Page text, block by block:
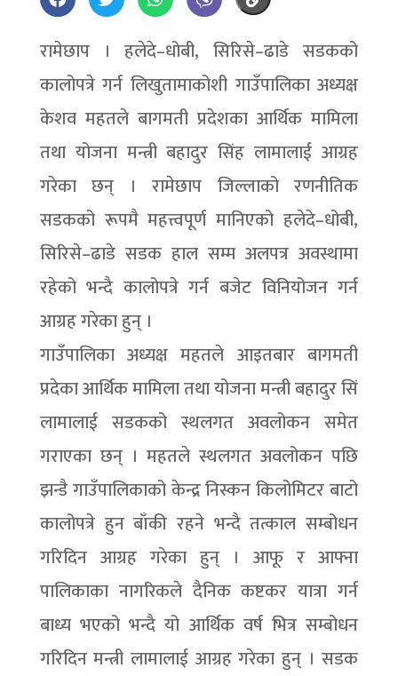
रामेछाप । हलेदे–धोबी, सिरिसे–ढाडे सडकको
कालोपत्रे गर्न लिखुतामाकोशी गाउँपालिका अध्यक्ष
केशव महतले बागमती प्रदेशका आर्थिक मामिला
तथा योजना मन्त्री बहादुर सिंह लामालाई आग्रह
गरेका छन् । रामेछाप जिल्लाको रणनीतिक
सडकको रूपमै महत्त्वपूर्ण मानिएको हलेदे–धोबी,
सिरिसे–ढाडे सडक हाल सम्म अलपत्र अवस्थामा
रहेको भन्दै कालोपत्रे गर्न बजेट विनियोजन गर्न
आग्रह गरेका हुन् ।
गाउँपालिका अध्यक्ष महतले आइतबार बागमती
प्रदेका आर्थिक मामिला तथा योजना मन्त्री बहादुर सिं
लामालाई सडकको स्थलगत अवलोकन समेत
गराएका छन् । महतले स्थलगत अवलोकन पछि
झन्डै गाउँपालिकाको केन्द्र निस्कन किलोमिटर बाटो
कालोपत्रे हुन बाँकी रहने भन्दै तत्काल सम्बोधन
गरिदिन आग्रह गरेका हुन् । आफू र आफ्ना
पालिकाका नागरिकले दैनिक कष्टकर यात्रा गर्न
बाध्य भएको भन्दै यो आर्थिक वर्ष भित्र सम्बोधन
गरिदिन मन्त्री लामालाई आग्रह गरेका हुन् । सडक